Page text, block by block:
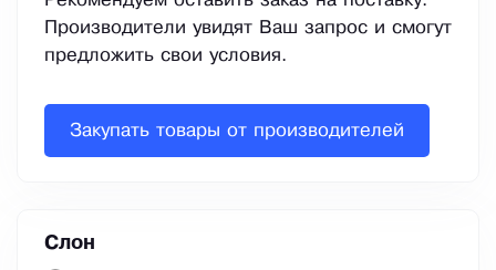
Производители увидят Ваш запрос и смогут
предложить свои условия.
Закупать товары от производителей
Слон